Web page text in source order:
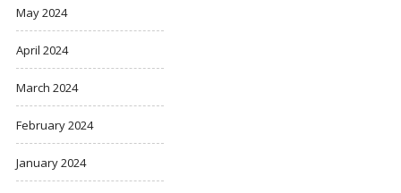
May 2024
April 2024
March 2024
February 2024
January 2024